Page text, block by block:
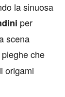
la sinuosa
per
scena
che
origami